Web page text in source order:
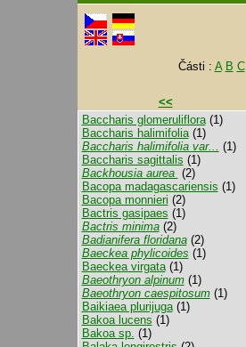
Části : A B C
<<
Baccharis glomeruliflora(1)
Baccharis halimifolia(1)
Baccharis halimifolia var... (1)
Baccharis sagittalis (1)
Backhousia aurea (2)
Bacopa madagascariensis (1)
Bacopa monnieri (2)
Bactris gasipaes (1)
Bactris minima(2)
Badianifera floridana(2)
Baeckea phylicoides (1)
Baeckea virgata(1)
Baeothryon alpinum(1)
Baeothryon caespitosum(1)
Baikiaea plurijuga(1)
Bakoa lucens (1)
Bakoa sp. (1)